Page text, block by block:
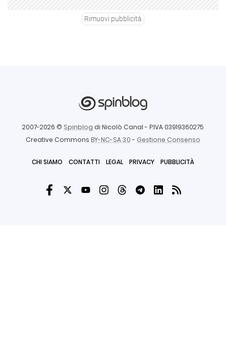
Rimuovi pubblicità
2007-2026 © Spinblog di Nicolò Canal - P.IVA 03919360275
Creative Commons BY-NC-SA 3.0- Gestione Consenso
CHI SIAMO CONTATTI LEGAL PRIVACY PUBBLICITÀ